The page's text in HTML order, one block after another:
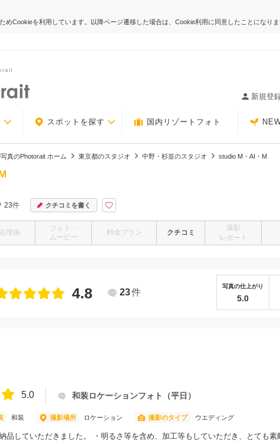
めCookieを利用しています。以降ページ遷移した場合は、Cookie利用に同意したことになりま
新規登
スポットを探す 国内リゾートフォト
真のPhotorait ホーム 東京都のスタジオ 中野・杉並のスタジオ studio M・AI・M
23件 クチコミを書く
理由
フォト・
ムービー
料金プラン クチコミ
撮影
レポート
4.8 23件
写真の仕上がり
5.0
5.0 和装ロケーションフォト（平日）
和装 撮影場所 ロケーション 撮影のタイプ ウエディング
品していただきました。 ・明るさ等を含め、加工等もしていただき、とても